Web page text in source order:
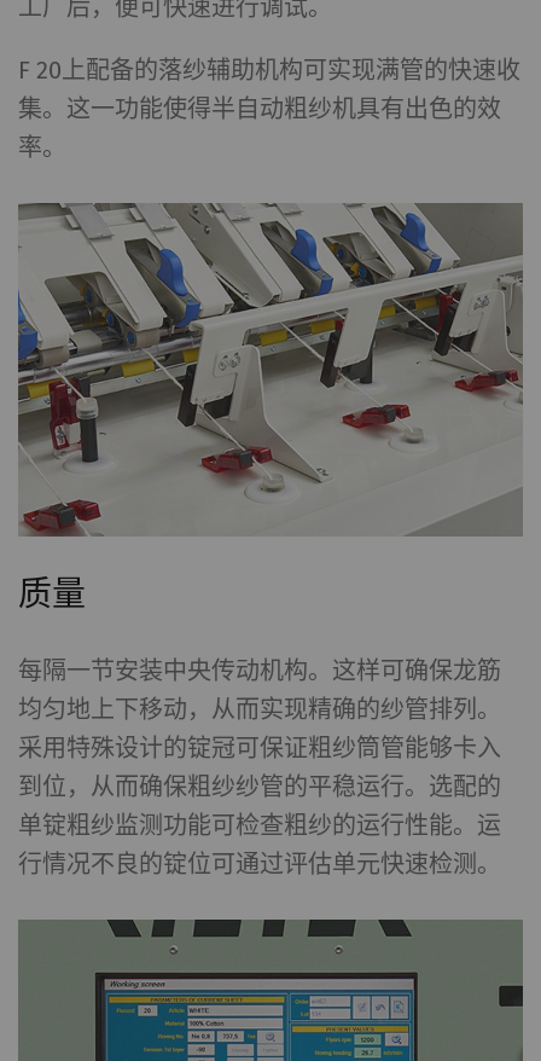
工厂后，便可快速进行调试。
F 20上配备的落纱辅助机构可实现满管的快速收
集。这一功能使得半自动粗纱机具有出色的效
率。
质量
每隔一节安装中央传动机构。这样可确保龙筋
均匀地上下移动，从而实现精确的纱管排列。
采用特殊设计的锭冠可保证粗纱筒管能够卡入
到位，从而确保粗纱纱管的平稳运行。选配的
单锭粗纱监测功能可检查粗纱的运行性能。运
行情况不良的锭位可通过评估单元快速检测。